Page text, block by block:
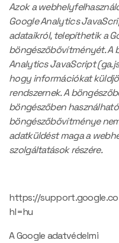
Azok a
Google Analytics
adataikról, telepíthetik a
böngészőbővítményét. A
Analytics JavaScript
hogy információkat
rendszernek. A
böngészőben
böngészőbővítménye
adatküldést maga a
szolgáltatások részére.
https://
hl=hu
A Google adatvédelmi